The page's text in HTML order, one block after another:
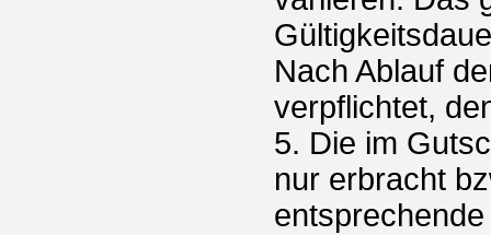
Nach Ablauf
verpflichtet,
5. Die im
nur erbracht